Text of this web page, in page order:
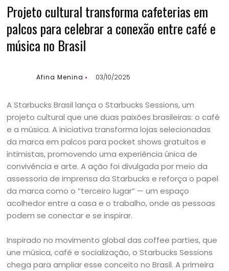
Projeto cultural transforma cafeterias em
palcos para celebrar a conexão entre café e
música no Brasil
Afina Menina 03/10/2025
A Starbucks Brasil lança o Starbucks Sessions, um
projeto cultural que une duas paixões brasileiras: o café
e a música. A iniciativa transforma lojas selecionadas
da marca em palcos para pocket shows gratuitos e
intimistas, promovendo uma experiência única de
convivência e arte. A ação foi divulgada por meio da
assessoria de imprensa da Starbucks e reforça o papel
da marca como o “terceiro lugar” — um espaço
acolhedor entre a casa e o trabalho, onde as pessoas
podem se conectar e se inspirar.
Inspirado no movimento global das coffee parties, que
une música, café e socialização, o Starbucks Sessions
chega para ampliar esse conceito no Brasil. A primeira